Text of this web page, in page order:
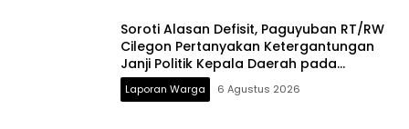
Soroti Alasan Defisit, Paguyuban RT/RW
Cilegon Pertanyakan Ketergantungan
Janji Politik Kepala Daerah pada
Anggaran Pusat
Laporan Warga 6 Agustus 2026